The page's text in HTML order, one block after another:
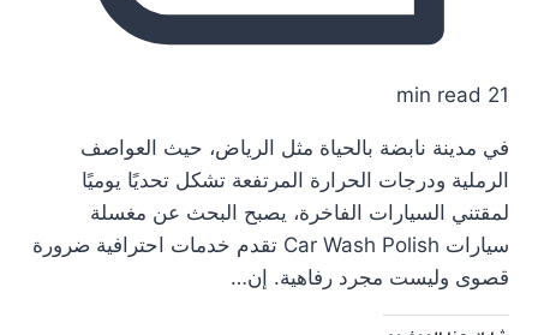
21 min read
في مدينة نابضة بالحياة مثل الرياض، حيث العواصف
الرملية ودرجات الحرارة المرتفعة تشكل تحديًا يوميًا
لمقتني السيارات الفاخرة، يصبح البحث عن مغسلة
سيارات Car Wash Polish تقدم خدمات احترافية ضرورة
قصوى وليست مجرد رفاهية. إن…